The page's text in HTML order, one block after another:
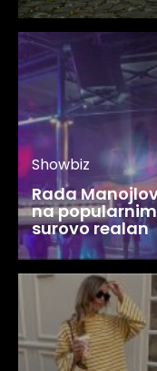
Showbiz
Rada
na
surovo realan